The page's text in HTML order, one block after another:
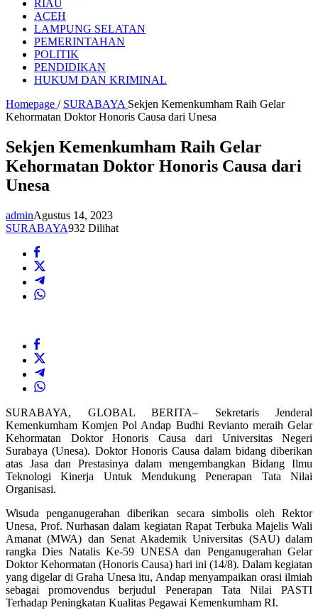
RIAU
ACEH
LAMPUNG SELATAN
PEMERINTAHAN
POLITIK
PENDIDIKAN
HUKUM DAN KRIMINAL
Homepage / SURABAYA Sekjen Kemenkumham Raih Gelar
Kehormatan Doktor Honoris Causa dari Unesa
Sekjen Kemenkumham Raih Gelar
Kehormatan Doktor Honoris Causa dari
Unesa
adminAgustus 14, 2023
SURABAYA932 Dilihat
SURABAYA, GLOBAL BERITA– Sekretaris Jenderal
Kemenkumham Komjen Pol Andap Budhi Revianto meraih Gelar
Kehormatan Doktor Honoris Causa dari Universitas Negeri
Surabaya (Unesa). Doktor Honoris Causa dalam bidang diberikan
atas Jasa dan Prestasinya dalam mengembangkan Bidang Ilmu
Teknologi Kinerja Untuk Mendukung Penerapan Tata Nilai
Organisasi.
Wisuda penganugerahan diberikan secara simbolis oleh Rektor
Unesa, Prof. Nurhasan dalam kegiatan Rapat Terbuka Majelis Wali
Amanat (MWA) dan Senat Akademik Universitas (SAU) dalam
rangka Dies Natalis Ke-59 UNESA dan Penganugerahan Gelar
Doktor Kehormatan (Honoris Causa) hari ini (14/8). Dalam kegiatan
yang digelar di Graha Unesa itu, Andap menyampaikan orasi ilmiah
sebagai promovendus berjudul Penerapan Tata Nilai PASTI
Terhadap Peningkatan Kualitas Pegawai Kemenkumham RI.